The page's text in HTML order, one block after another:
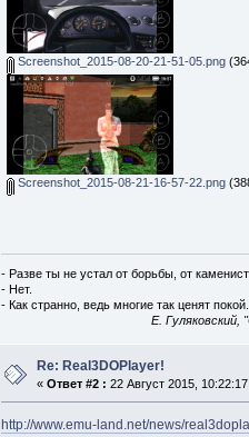
Screenshot_2015-08-20-21-51-05.png
Screenshot_2015-08-21-16-57-22.png
- Разве ты не устал от борьбы, от
- Нет.
- Как странно, ведь многие так ценят покой...
E. Гуляковский,
Re: Real3DOPlayer!
«Ответ #2 : 22 Август 2015,
http://www.emu-land.net/news/